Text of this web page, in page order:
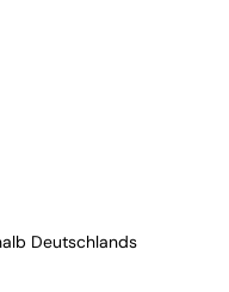
Deutschlands